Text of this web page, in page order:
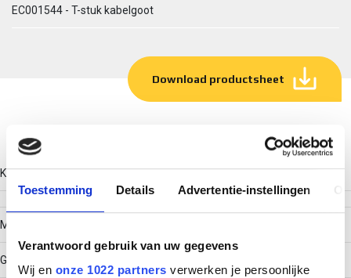
Toestemming Details Advertentie-instellingen
Verantwoord gebruik van uw gegevens
Wij en onze 1022 partners verwerken je persoonlijke
EC001544 - T-stuk kabelgoot
Download productsheet
Technische gegevens
Kleur
Model
Geïntegreerde verbinder